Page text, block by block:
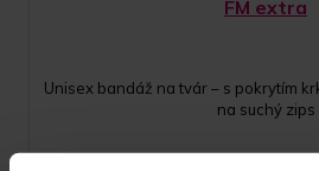
FM extra
Unisex bandáž na tvár – s pokrytím
na suchý zips